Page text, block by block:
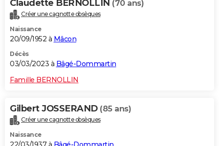
Claudette BERNOLLIN (70 ans)
Créer une cagnotte obsèques
Naissance
20/09/1952 à Mâcon
Décès
03/03/2023 à Bâgé-Dommartin
Famille BERNOLLIN
Gilbert JOSSERAND (85 ans)
Créer une cagnotte obsèques
Naissance